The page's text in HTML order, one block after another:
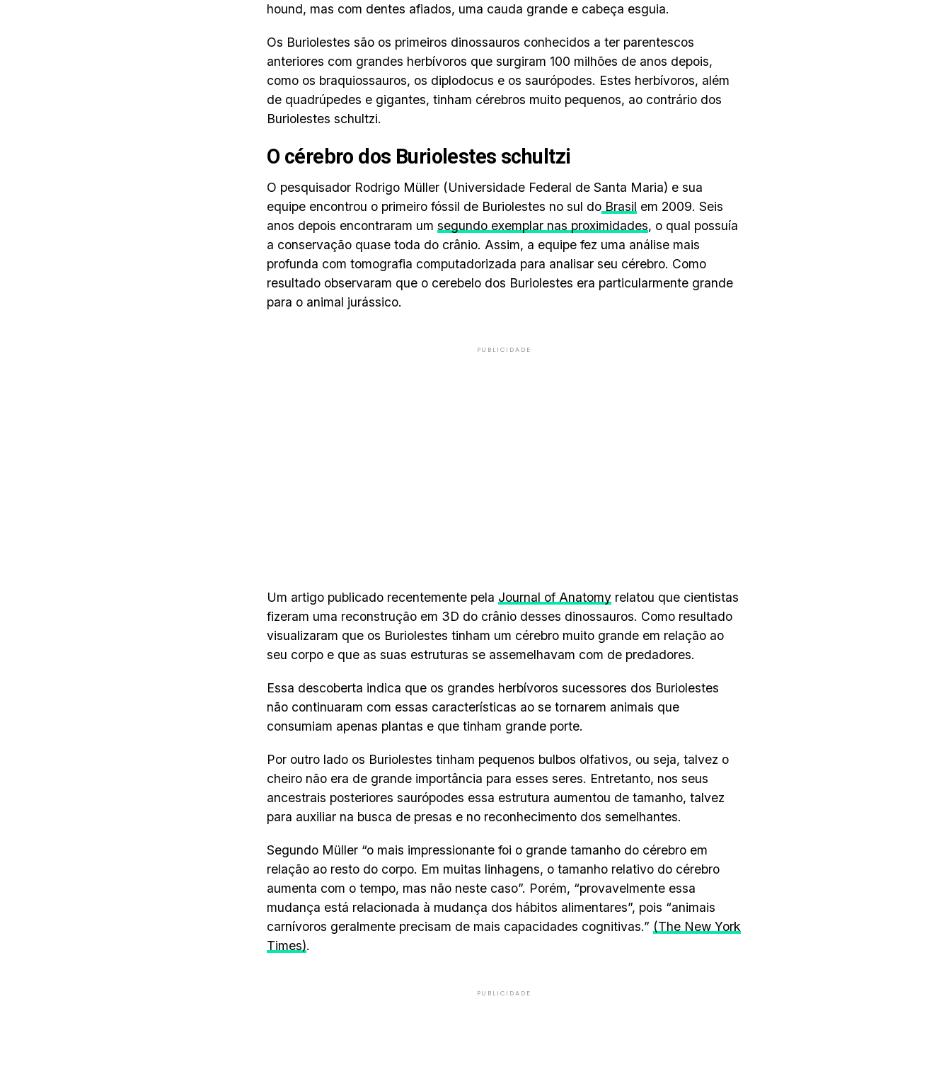
hound, mas com dentes afiados, uma cauda grande e cabeça esguia.
Os Buriolestes são os primeiros dinossauros conhecidos a ter parentescos
anteriores com grandes herbívoros que surgiram 100 milhões de anos depois,
como os braquiossauros, os diplodocus e os saurópodes. Estes herbívoros, além
de quadrúpedes e gigantes, tinham cérebros muito pequenos, ao contrário dos
Buriolestes schultzi.
O cérebro dos Buriolestes schultzi
O pesquisador Rodrigo Müller (Universidade Federal de Santa Maria) e sua
equipe encontrou o primeiro fóssil de Buriolestes no sul do Brasil em 2009. Seis
anos depois encontraram um segundo exemplar nas proximidades, o qual possuía
a conservação quase toda do crânio. Assim, a equipe fez uma análise mais
profunda com tomografia computadorizada para analisar seu cérebro. Como
resultado observaram que o cerebelo dos Buriolestes era particularmente grande
para o animal jurássico.
PUBLICIDADE
Um artigo publicado recentemente pela Journal of Anatomy relatou que cientistas
fizeram uma reconstrução em 3D do crânio desses dinossauros. Como resultado
visualizaram que os Buriolestes tinham um cérebro muito grande em relação ao
seu corpo e que as suas estruturas se assemelhavam com de predadores.
Essa descoberta indica que os grandes herbívoros sucessores dos Buriolestes
não continuaram com essas características ao se tornarem animais que
consumiam apenas plantas e que tinham grande porte.
Por outro lado os Buriolestes tinham pequenos bulbos olfativos, ou seja, talvez o
cheiro não era de grande importância para esses seres. Entretanto, nos seus
ancestrais posteriores saurópodes essa estrutura aumentou de tamanho, talvez
para auxiliar na busca de presas e no reconhecimento dos semelhantes.
Segundo Müller “o mais impressionante foi o grande tamanho do cérebro em
relação ao resto do corpo. Em muitas linhagens, o tamanho relativo do cérebro
aumenta com o tempo, mas não neste caso”. Porém, “provavelmente essa
mudança está relacionada à mudança dos hábitos alimentares”, pois “animais
carnívoros geralmente precisam de mais capacidades cognitivas.” (The New York
Times).
PUBLICIDADE